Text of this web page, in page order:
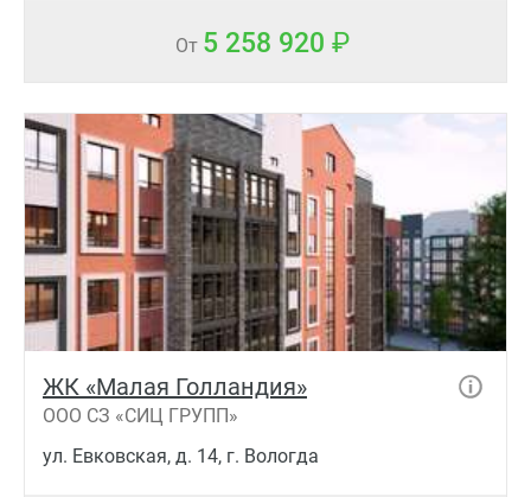
От 5 258 920
ЖК «Малая Голландия»
ООО СЗ «СИЦ ГРУПП»
ул. Евковская, д. 14, г. Вологда